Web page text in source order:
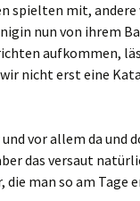
spielten mit,
nun von ihrem
aufkommen,
nicht erst eine
vor allem da und
das versaut
die man so am Tage